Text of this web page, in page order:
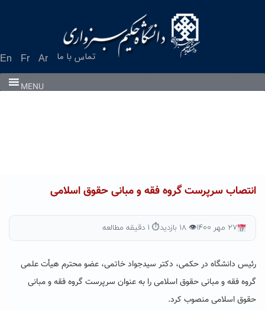
En Fr Ar تماس با ما
MENU
انتصاب سرپرست گروه فقه و مبانی حقوق اسلامی
۲۷ مهر ۱۴۰۰ 👁 ۱۸ بازدید ⏱ ۱ دقیقه مطالعه
رئیس دانشگاه در حکمی، دکتر سیدجواد خاتمی، عضو محترم هیأت علمی
گروه فقه و مبانی حقوق اسلامی را به عنوان سرپرست گروه فقه و مبانی
حقوق اسلامی منصوب کرد.